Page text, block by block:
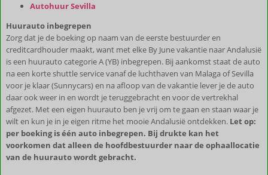
Autohuur Sevilla
Huurauto inbegrepen
Zorg dat je de boeking op naam van de eerste bestuurder en
creditcardhouder maakt, want met elke By June vakantie naar Andalusië
is een huurauto categorie A (YB) inbegrepen. Bij aankomst staat de auto
na een korte shuttle service vanaf de luchthaven van Malaga of Sevilla
voor je klaar (Sunnycars) en na afloop van de vakantie lever je de auto
daar ook weer in en wordt je teruggebracht en voor de vertrekhal
afgezet. Met een eigen huurauto ben je vrij om te gaan en staan waar je
wilt en kun je in je eigen ritme het mooie Andalusië ontdekken. Let op:
per boeking is één auto inbegrepen. Bij drukte kan het
voorkomen dat alleen de hoofdbestuurder naar de ophaallocatie
van de huurauto wordt gebracht.